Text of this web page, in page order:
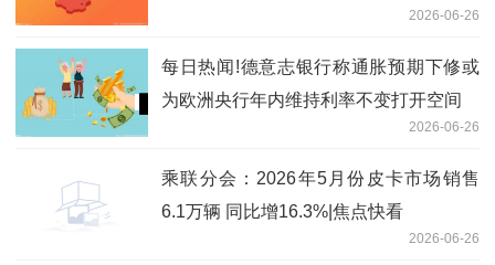
2026-06-26
每日热闻!德意志银行称通胀预期下修或
为欧洲央行年内维持利率不变打开空间
2026-06-26
乘联分会：2026年5月份皮卡市场销售
6.1万辆 同比增16.3%|焦点快看
2026-06-26